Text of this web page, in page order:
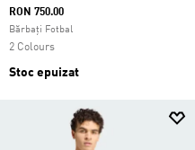
RON 750.00
Bărbați Fotbal
2 Colours
Stoc epuizat